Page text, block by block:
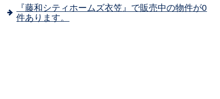
『藤和シティホームズ衣笠』で販売中の物件が0
件あります。